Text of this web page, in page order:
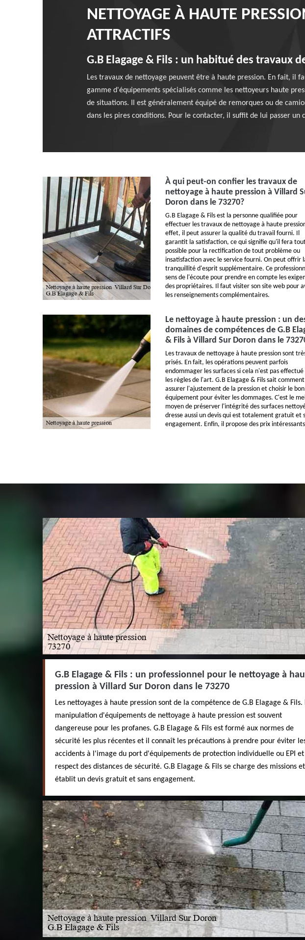
NETTOYAGE À HAUTE
ATTRACTIFS
G.B Elagage & Fils : un habitué des travaux
Les travaux de nettoyage peuvent être à haute pression. En fait, il
gamme d'équipements spécialisés comme les nettoyeurs haute
de situations. Il est généralement équipé de remorques ou de
dans les pires conditions. Pour le contacter, il suffit de lui passer un
À qui peut-on confier les travaux de
nettoyage à haute pression à Villard
Doron dans le 73270?
G.B Elagage & Fils est la personne qualifiée pour
effectuer les travaux de nettoyage à haute
effet, il peut assurer la qualité du travail fourni. Il
garantit la satisfaction, ce qui signifie qu'il fera
possible pour la rectification de tout problème ou
insatisfaction avec le service fourni. On peut offrir
tranquillité d'esprit supplémentaire. Ce
sens de l'écoute pour prendre en compte les
des propriétaires. Il faut visiter son site web pour
les renseignements complémentaires.
Le nettoyage à haute pression : un
domaines de compétences de G.B
& Fils à Villard Sur Doron dans le
Les travaux de nettoyage à haute pression sont
prisés. En fait, les opérations peuvent parfois
endommager les surfaces si cela n'est pas effectué
les règles de l'art. G.B Elagage & Fils sait comment
assurer l'ajustement de la pression et choisir le bon
équipement pour éviter les dommages. C'est le
moyen de préserver l'intégrité des surfaces
dresse aussi un devis qui est totalement gratuit et
engagement. Enfin, il propose des prix
G.B Elagage & Fils : un professionnel pour le nettoyage à
pression à Villard Sur Doron dans le 73270
Les nettoyages à haute pression sont de la compétence de G.B Elagage & Fils.
manipulation d'équipements de nettoyage à haute pression est souvent
dangereuse pour les profanes. G.B Elagage & Fils est formé aux normes de
sécurité les plus récentes et il connaît les précautions à prendre pour éviter
accidents à l'image du port d'équipements de protection individuelle ou EPI
respect des distances de sécurité. G.B Elagage & Fils se charge des missions et
établit un devis gratuit et sans engagement.